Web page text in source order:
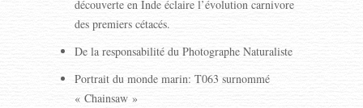
découverte en Inde éclaire l’évolution carnivore
des premiers cétacés.
De la responsabilité du Photographe Naturaliste
Portrait du monde marin: T063 surnommé
« Chainsaw »